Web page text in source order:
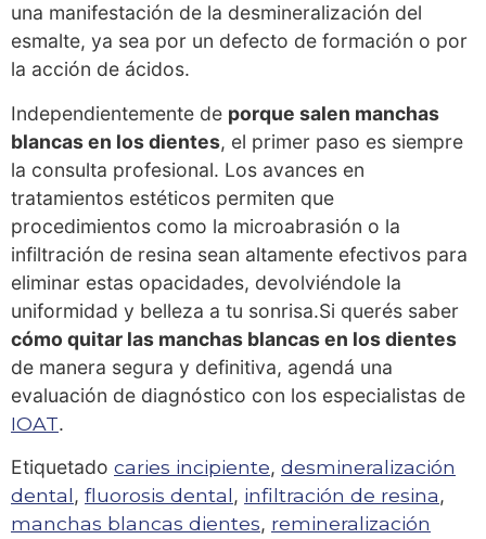
una manifestación de la desmineralización del
esmalte, ya sea por un defecto de formación o por
la acción de ácidos.
Independientemente de porque salen manchas
blancas en los dientes, el primer paso es siempre
la consulta profesional. Los avances en
tratamientos estéticos permiten que
procedimientos como la microabrasión o la
infiltración de resina sean altamente efectivos para
eliminar estas opacidades, devolviéndole la
uniformidad y belleza a tu sonrisa.Si querés saber
cómo quitar las manchas blancas en los dientes
de manera segura y definitiva, agendá una
evaluación de diagnóstico con los especialistas de
IOAT.
Etiquetado caries incipiente, desmineralización
dental, fluorosis dental, infiltración de resina,
manchas blancas dientes, remineralización